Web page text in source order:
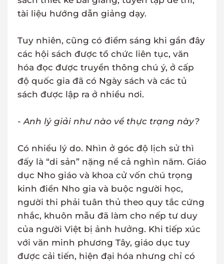
tài liệu hướng dẫn giảng dạy.
Tuy nhiên, cũng có điểm sáng khi gần đây
các hội sách được tổ chức liên tục, văn
hóa đọc được truyền thông chú ý, ở cấp
độ quốc gia đã có Ngày sách và các tủ
sách được lập ra ở nhiều nơi.
- Anh lý giải như nào về thực trạng này?
Có nhiều lý do. Nhìn ở góc độ lịch sử thì
đấy là “di sản” nặng nề cả nghìn năm. Giáo
dục Nho giáo và khoa cử vốn chú trọng
kinh điển Nho gia và buộc người học,
người thi phải tuân thủ theo quy tắc cứng
nhắc, khuôn mẫu đã làm cho nếp tư duy
của người Việt bị ảnh hưởng. Khi tiếp xúc
với văn minh phương Tây, giáo dục tuy
được cải tiến, hiện đại hóa nhưng chỉ có